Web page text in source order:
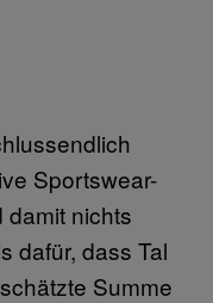
Sportswear-
damit nichts
dafür, dass Tal
Summe